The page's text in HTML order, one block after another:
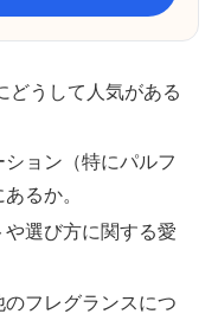
どうして人気がある
ョン（特にパルフ
るか。
選び方に関する愛
フレグランスにつ